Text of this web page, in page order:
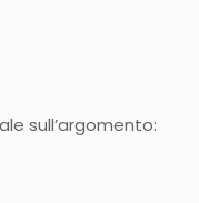
sull’argomento: